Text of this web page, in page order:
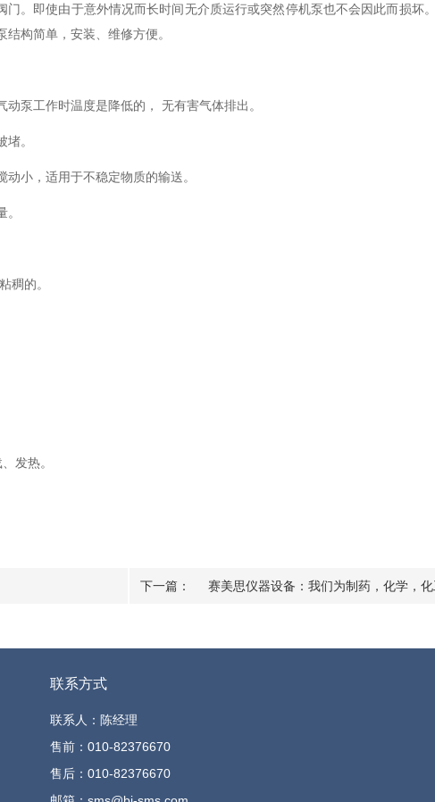
即使由于意外情况而长时间无介质运行或突然停机泵也不会因此而损坏
构简单，安装、维修方便。
泵工作时温度是降低的， 无有害气体排出。
。
小，适用于不稳定物质的输送。
稠的。
发热。
下一篇： 赛美思仪器设备：我们为制药，化学，化工
联系方式
联系人：陈经理
售前：010-82376670
售后：010-82376670